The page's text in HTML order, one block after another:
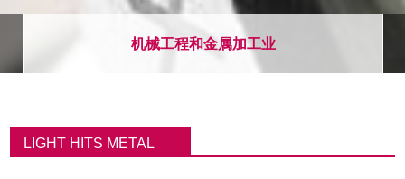
机械工程和金属加工业
包
屑LIGHT HITS METAL